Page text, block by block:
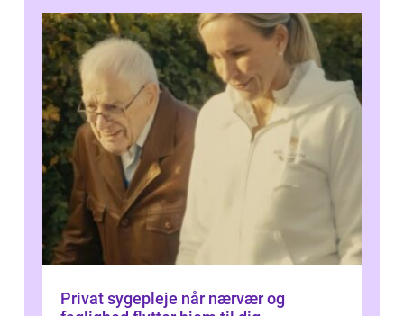
Privat sygepleje når nærvær og